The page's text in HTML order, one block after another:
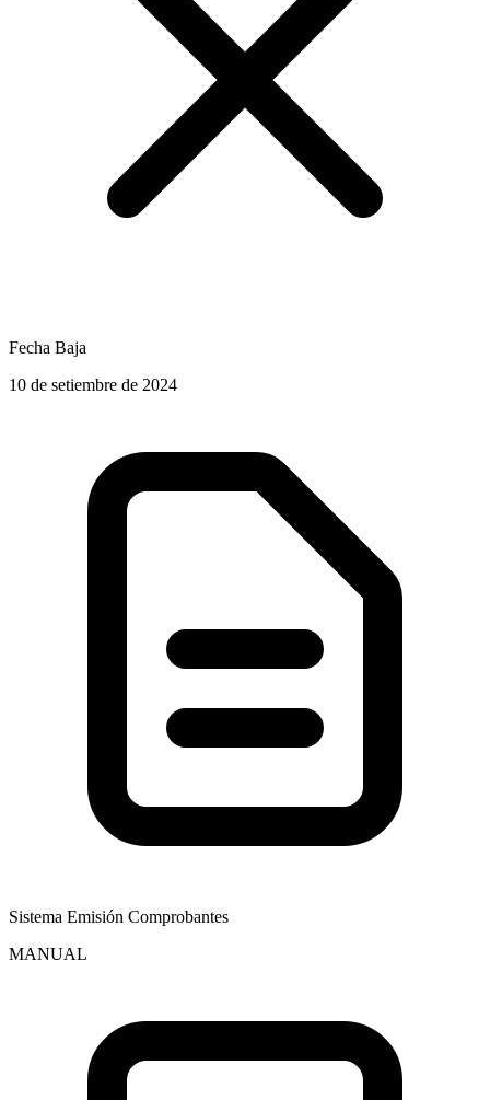
Fecha Baja
10 de setiembre de 2024
Sistema Emisión Comprobantes
MANUAL